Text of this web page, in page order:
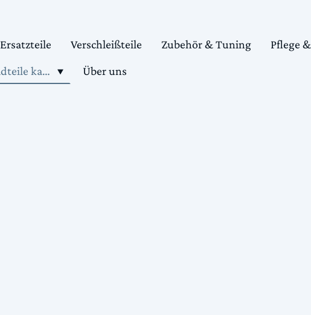
Ersatzteile Verschleißteile Zubehör & Tuning
Pflege
Shop motorradteile kaufen
Über uns